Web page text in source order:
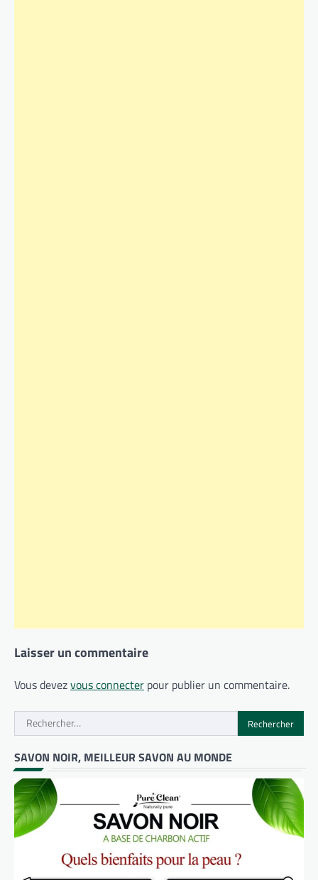
Laisser un commentaire
Vous devezvous connecter pour publier un commentaire.
Rechercher :
SAVON NOIR, MEILLEUR SAVON AU MONDE